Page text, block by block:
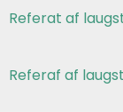
Referat af
Referaf af